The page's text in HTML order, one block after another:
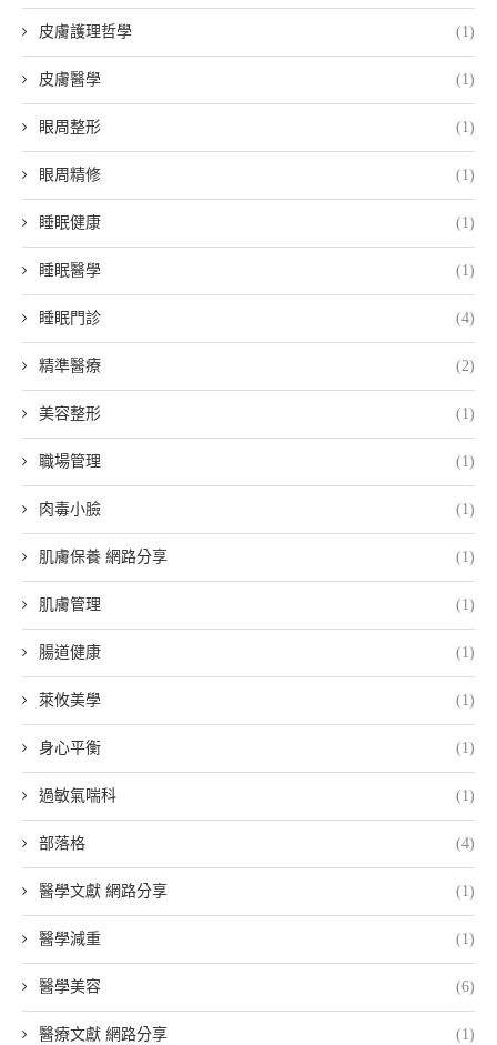
皮膚護理哲學 (1)
皮膚醫學 (1)
眼周整形 (1)
眼周精修 (1)
睡眠健康 (1)
睡眠醫學 (1)
睡眠門診 (4)
精準醫療 (2)
美容整形 (1)
職場管理 (1)
肉毒小臉 (1)
肌膚保養 網路分享 (1)
肌膚管理 (1)
腸道健康 (1)
萊攸美學 (1)
身心平衡 (1)
過敏氣喘科 (1)
部落格 (4)
醫學文獻 網路分享 (1)
醫學減重 (1)
醫學美容 (6)
醫療文獻 網路分享 (1)